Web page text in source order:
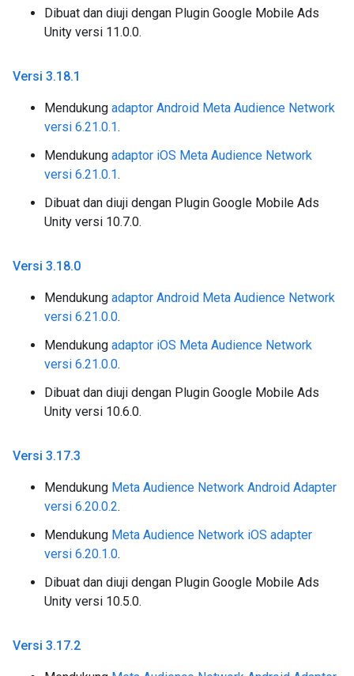
Dibuat dan diuji dengan Plugin Google Mobile Ads
Unity versi 11.0.0.
Versi 3.18.1
Mendukung adaptor Android Meta Audience Network
versi 6.21.0.1.
Mendukung adaptor iOS Meta Audience Network
versi 6.21.0.1.
Dibuat dan diuji dengan Plugin Google Mobile Ads
Unity versi 10.7.0.
Versi 3.18.0
Mendukung adaptor Android Meta Audience Network
versi 6.21.0.0.
Mendukung adaptor iOS Meta Audience Network
versi 6.21.0.0.
Dibuat dan diuji dengan Plugin Google Mobile Ads
Unity versi 10.6.0.
Versi 3.17.3
Mendukung Meta Audience Network Android Adapter
versi 6.20.0.2.
Mendukung Meta Audience Network iOS adapter
versi 6.20.1.0.
Dibuat dan diuji dengan Plugin Google Mobile Ads
Unity versi 10.5.0.
Versi 3.17.2